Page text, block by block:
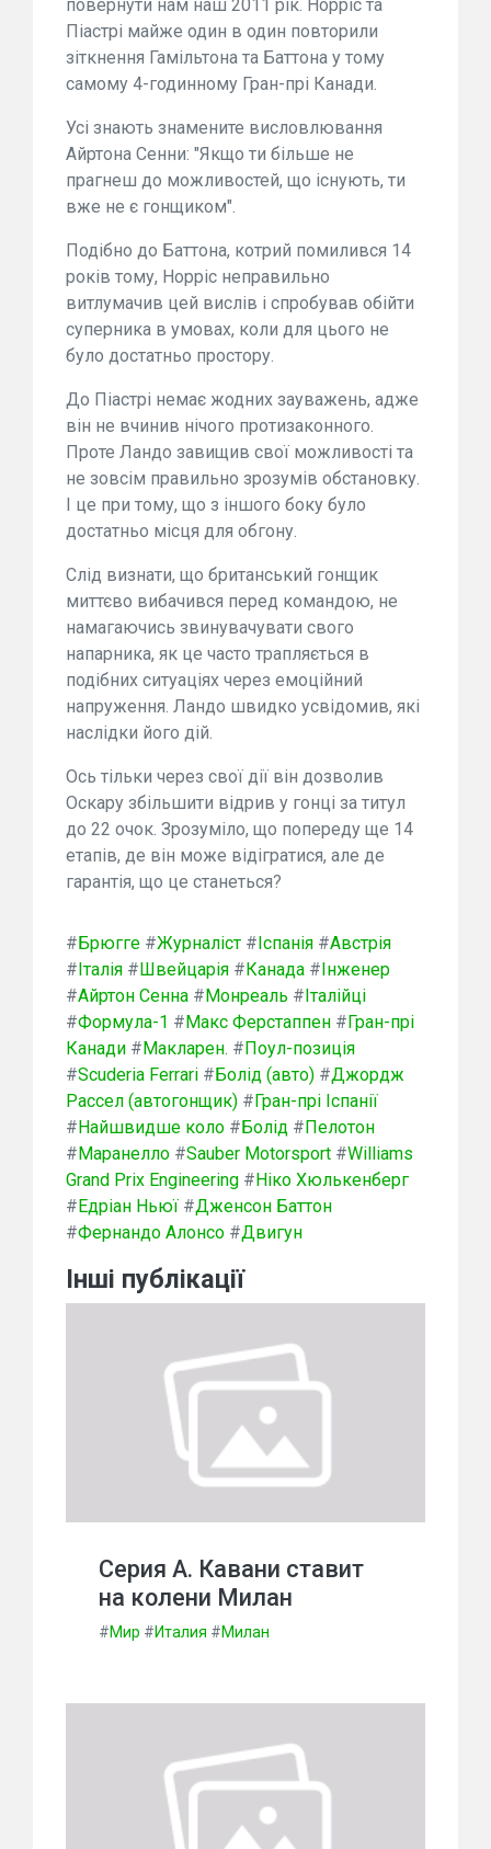
повернути нам наш 2011 рік. Норріс та
Піастрі майже один в один повторили
зіткнення Гамільтона та Баттона у тому
самому 4-годинному Гран-прі Канади.
Усі знають знамените висловлювання
Айртона Сенни: "Якщо ти більше не
прагнеш до можливостей, що існують, ти
вже не є гонщиком".
Подібно до Баттона, котрий помилився 14
років тому, Норріс неправильно
витлумачив цей вислів і спробував обійти
суперника в умовах, коли для цього не
було достатньо простору.
До Піастрі немає жодних зауважень, адже
він не вчинив нічого протизаконного.
Проте Ландо завищив свої можливості та
не зовсім правильно зрозумів обстановку.
І це при тому, що з іншого боку було
достатньо місця для обгону.
Слід визнати, що британський гонщик
миттєво вибачився перед командою, не
намагаючись звинувачувати свого
напарника, як це часто трапляється в
подібних ситуаціях через емоційний
напруження. Ландо швидко усвідомив, які
наслідки його дій.
Ось тільки через свої дії він дозволив
Оскару збільшити відрив у гонці за титул
до 22 очок. Зрозуміло, що попереду ще 14
етапів, де він може відігратися, але де
гарантія, що це станеться?
#Брюгге #Журналіст #Іспанія #Австрія
#Італія #Швейцарія #Канада #Інженер
#Айртон Сенна #Монреаль #Італійці
#Формула-1 #Макс Ферстаппен #Гран-прі
Канади #Макларен. #Поул-позиція
#Scuderia Ferrari #Болід (авто) #Джордж
Рассел (автогонщик) #Гран-прі Іспанії
#Найшвидше коло #Болід #Пелотон
#Маранелло #Sauber Motorsport #Williams
Grand Prix Engineering #Ніко Хюлькенберг
#Едріан Ньюї #Дженсон Баттон
#Фернандо Алонсо #Двигун
Інші публікації
Серия А. Кавани ставит
на колени Милан
#Мир #Италия #Милан